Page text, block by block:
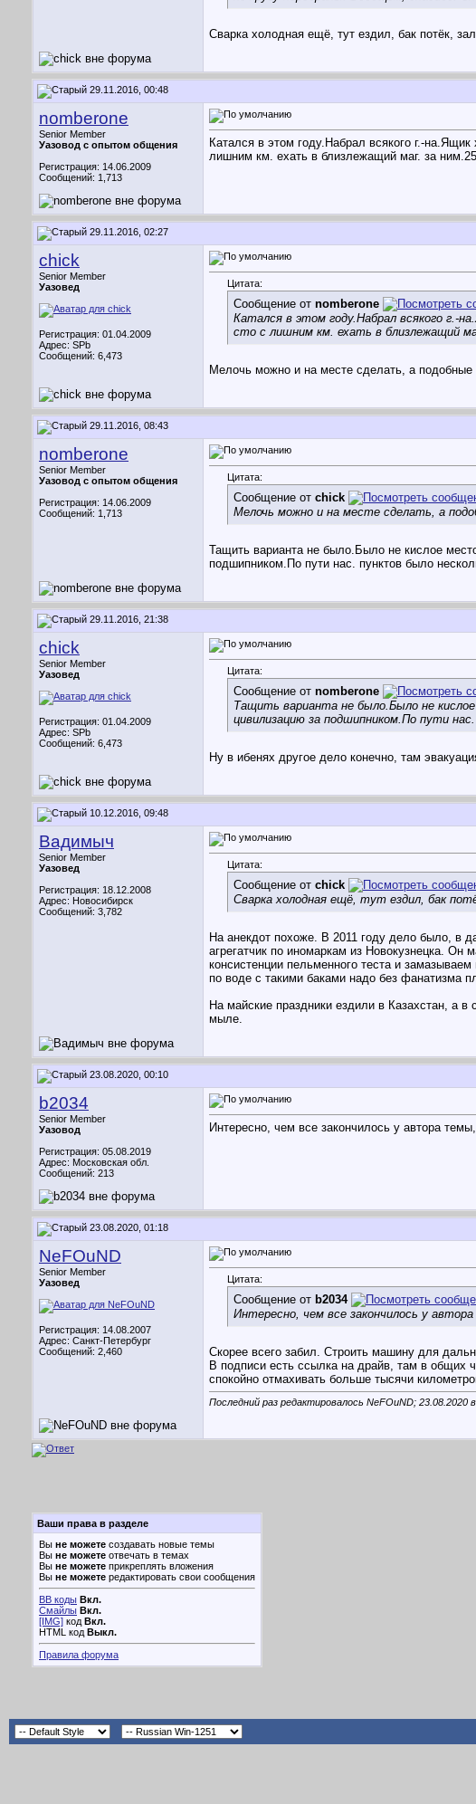
Сварка холодная ещё, тут ездил, бак потёк,
29.11.2016, 00:48
nomberone
Senior Member
Уазовод с опытом общения
Регистрация: 14.06.2009
Сообщений: 1,713
Катался в этом году.Набрал всякого г.-
лишним км. ехать в близлежащий маг. за
29.11.2016, 02:27
chick
Senior Member
Уазовед
Регистрация: 01.04.2009
Адрес: SPb
Сообщений: 6,473
Цитата:
Сообщение от nomberone
Катался в этом году.Набрал всякого г.-
сто с лишним км. ехать в близлежащий
Мелочь можно и на месте сделать, а
29.11.2016, 08:43
nomberone
Senior Member
Уазовод с опытом общения
Регистрация: 14.06.2009
Сообщений: 1,713
Цитата:
Сообщение от chick
Мелочь можно и на месте сделать, а
Тащить варианта не было.Было не кислое
подшипником.По пути нас. пунктов было
29.11.2016, 21:38
chick
Senior Member
Уазовед
Регистрация: 01.04.2009
Адрес: SPb
Сообщений: 6,473
Цитата:
Сообщение от nomberone
Тащить варианта не было.Было не
цивилизацию за подшипником.По пути
Ну в ибенях другое дело конечно, там
10.12.2016, 09:48
Вадимыч
Senior Member
Уазовед
Регистрация: 18.12.2008
Адрес: Новосибирск
Сообщений: 3,782
Цитата:
Сообщение от chick
Сварка холодная ещё, тут ездил, бак
На анекдот похоже. В 2011 году дело было, в
агрегатчик по иномаркам из Новокузнецка.
консистенции пельменного теста и
по воде с такими баками надо без фанатизма
На майские праздники ездили в Казахстан, а
мыле.
23.08.2020, 00:10
b2034
Senior Member
Уазовод
Регистрация: 05.08.2019
Адрес: Московская обл.
Сообщений: 213
Интересно, чем все закончилось у автора
23.08.2020, 01:18
NeFOuND
Senior Member
Уазовед
Регистрация: 14.08.2007
Адрес: Санкт-Петербург
Сообщений: 2,460
Цитата:
Сообщение от b2034
Интересно, чем все закончилось у
Скорее всего забил. Строить машину для
В подписи есть ссылка на драйв, там в общих
спокойно отмахивать больше тысячи
Последний раз редактировалось NeFOuND; 23.08.2020 в
Ваши права в разделе
Вы не можете создавать новые темы
Вы не можете отвечать в темах
Вы не можете прикреплять вложения
Вы не можете редактировать свои сообщения
BB коды Вкл.
Смайлы Вкл.
[IMG] код Вкл.
HTML код Выкл.
Правила форума